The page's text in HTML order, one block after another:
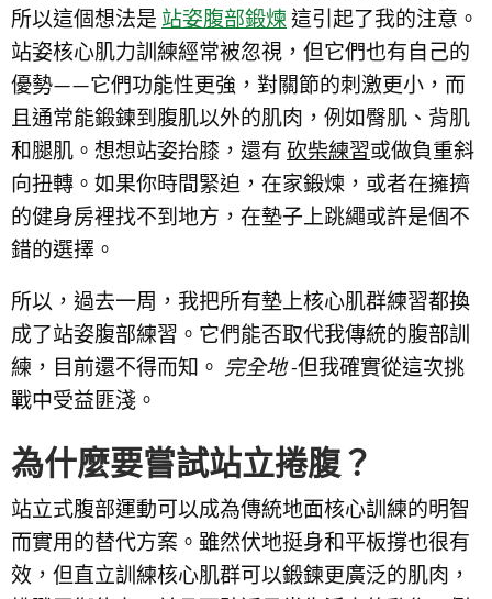
所以這個想法是 站姿腹部鍛煉 這引起了我的注意。
站姿核心肌力訓練經常被忽視，但它們也有自己的
優勢——它們功能性更強，對關節的刺激更小，而
且通常能鍛鍊到腹肌以外的肌肉，例如臀肌、背肌
和腿肌。想想站姿抬膝，還有 砍柴練習或做負重斜
向扭轉。如果你時間緊迫，在家鍛煉，或者在擁擠
的健身房裡找不到地方，在墊子上跳繩或許是個不
錯的選擇。
所以，過去一周，我把所有墊上核心肌群練習都換
成了站姿腹部練習。它們能否取代我傳統的腹部訓
練，目前還不得而知。 完全地-但我確實從這次挑
戰中受益匪淺。
為什麼要嘗試站立捲腹？
站立式腹部運動可以成為傳統地面核心訓練的明智
而實用的替代方案。雖然伏地挺身和平板撐也很有
效，但直立訓練核心肌群可以鍛鍊更廣泛的肌肉，